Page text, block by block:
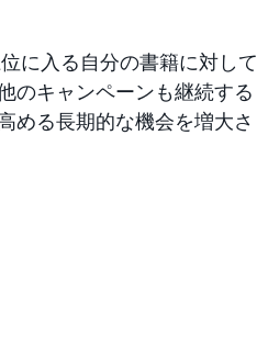
に入る自分の書籍に対して
のキャンペーンも継続する
める長期的な機会を増大さ